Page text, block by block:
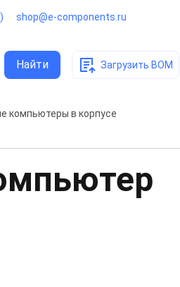
shop@e-components.ru
Найти Загрузить BOM
компьютеры в корпусе